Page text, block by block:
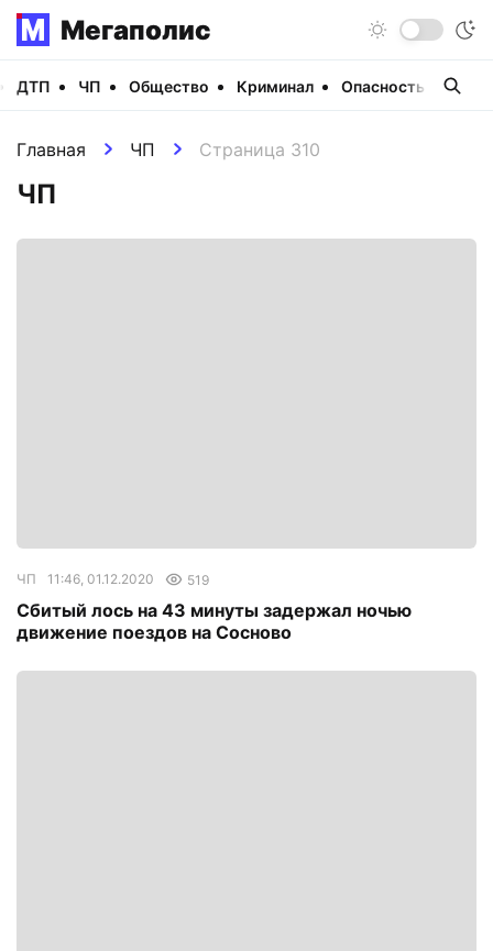
Мегаполис
ДТП ЧП Общество Криминал Опасность
Главная ЧП Страница 310
ЧП
ЧП 11:46, 01.12.2020 519
Сбитый лось на 43 минуты задержал ночью
движение поездов на Сосново